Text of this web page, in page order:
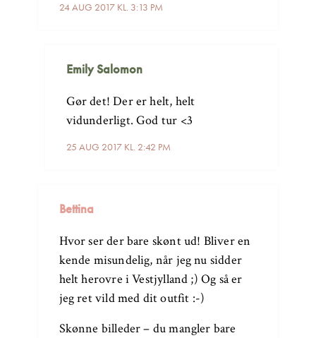
24 AUG 2017 KL. 3:13 PM
Emily Salomon
25 AUG 2017 KL. 2:42 PM
Gør det! Der er helt, helt
vidunderligt. God tur <3
Bettina
Hvor ser der bare skønt ud! Bliver en
kende misundelig, når jeg nu sidder
helt herovre i Vestjylland ;) Og så er
jeg ret vild med dit outfit :-)
Skønne billeder – du mangler bare